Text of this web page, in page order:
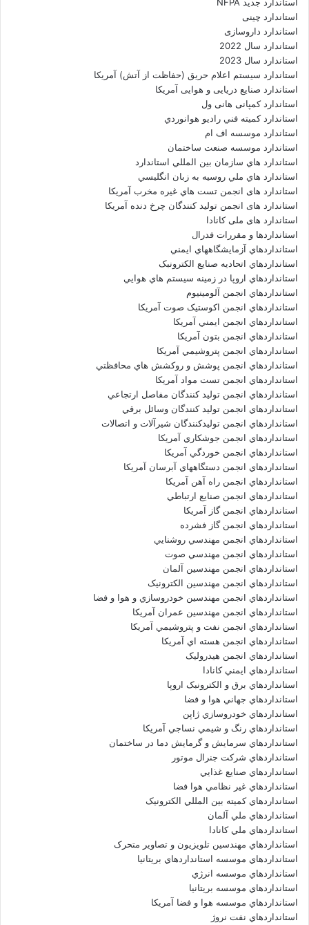
استاندارد چینی
استاندارد داروسازی
استاندارد سال 2022
استاندارد سال 2023
استاندارد سیستم اعلام حریق (حفاظت از آتش) آمریکا
استاندارد صنایع دریایی و هوایی آمریکا
استاندارد کمپانی هانی ول
استاندارد کميته فني راديو هوانوردي
استاندارد موسسه اف ام
استاندارد موسسه صنعت ساختمان
استاندارد هاي سازمان بين المللي استاندارد
استاندارد هاي ملي روسيه به زبان انگليسي
استاندارد های انجمن تست هاي غيره مخرب آمريکا
استاندارد های انجمن توليد کنندگان چرخ دنده آمريکا
استاندارد های ملی کانادا
استانداردها و مقررات فدرال
استانداردهاي آزمايشگاههاي ايمني
استانداردهاي اتحاديه صنايع الکترونبک
استانداردهاي اروپا در زمينه سيستم هاي هوايي
استانداردهاي انجمن آلومينيوم
استانداردهاي انجمن اکوستيک صوت آمريکا
استانداردهاي انجمن ايمني آمريکا
استانداردهاي انجمن بتون آمريکا
استانداردهاي انجمن پتروشيمي آمريکا
استانداردهاي انجمن پوشش و روکشش هاي محافظتي
استانداردهاي انجمن تست مواد آمريکا
استانداردهاي انجمن توليد کنندگان مفاصل ارتجاعي
استانداردهاي انجمن توليد کنندگان وسائل برقي
استانداردهاي انجمن توليدکنندگان شيرآلات و اتصالات
استانداردهاي انجمن جوشکاري آمريکا
استانداردهاي انجمن خوردگي آمريکا
استانداردهاي انجمن دستگاههاي آبرسان آمريکا
استانداردهاي انجمن راه آهن آمريکا
استانداردهاي انجمن صنايع ارتباطي
استانداردهاي انجمن گاز آمريکا
استانداردهاي انجمن گاز فشرده
استانداردهاي انجمن مهندسي روشنايي
استانداردهاي انجمن مهندسي صوت
استانداردهاي انجمن مهندسين آلمان
استانداردهاي انجمن مهندسين الکترونيک
استانداردهاي انجمن مهندسين خودروسازي و هوا و فضا
استانداردهاي انجمن مهندسين عمران آمريکا
استانداردهاي انجمن نفت و پتروشيمي آمريکا
استانداردهاي انجمن هسته اي آمريکا
استانداردهاي انجمن هيدروليک
استانداردهاي ايمني کانادا
استانداردهاي برق و الکترونبک اروپا
استانداردهاي جهاني هوا و فضا
استانداردهاي خودروسازي ژاپن
استانداردهاي رنگ و شيمي نساجي آمريکا
استانداردهاي سرمايش و گرمايش دما در ساختمان
استانداردهاي شرکت جنرال موتور
استانداردهاي صنايع غذايي
استانداردهاي غير نظامي هوا فضا
استانداردهاي کميته بين المللي الکترونيک
استانداردهاي ملي آلمان
استانداردهاي ملي کانادا
استانداردهاي مهندسين تلويزيون و تصاوير متحرک
استانداردهاي موسسه استانداردهاي بريتانيا
استانداردهاي موسسه انرژي
استانداردهاي موسسه بريتانيا
استانداردهاي موسسه هوا و فضا آمريکا
استانداردهاي نفت نروژ